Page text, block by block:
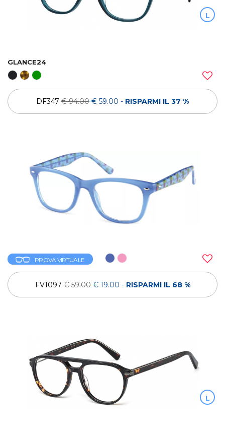
L
GLANCE24
DF347 € 94.00 € 59.00 - RISPARMI IL 37 %
PROVA VIRTUALE
FV1097€ 59.00 € 19.00 - RISPARMI IL 68 %
L